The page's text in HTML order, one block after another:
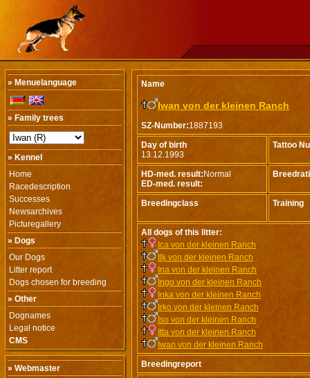
» Menuelanguage
» Family trees
» Kennel
Home
Racedescription
Successes
Newsarchives
Picturegallery
» Dogs
Our Dogs
Litter report
Dogs chosen for breeding
» Other
Dognames
Legal notice
CMS
» Webmaster
Name
Iwan von der kleinen Ranch
SZ-Number:1887193
Day of birth
13.12.1993
Tattoo
HD-med. result: Normal
ED-med. result:
Breedingclass Training
All dogs of this litter:
Ica von der kleinen Ranch
Ilk von der kleinen Ranch
Ina von der kleinen Ranch
Ingo von der kleinen Ranch
Inka von der kleinen Ranch
Irko von der kleinen Ranch
Iso von der kleinen Ranch
Itta von der kleinen Ranch
Iwan von der kleinen Ranch
Breedingreport